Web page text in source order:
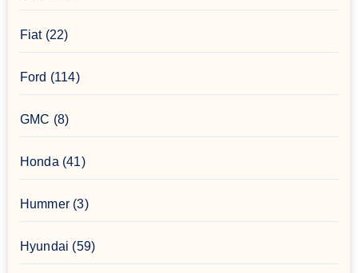
Fiat(22)
Ford (114)
GMC (8)
Honda (41)
Hummer(3)
Hyundai (59)